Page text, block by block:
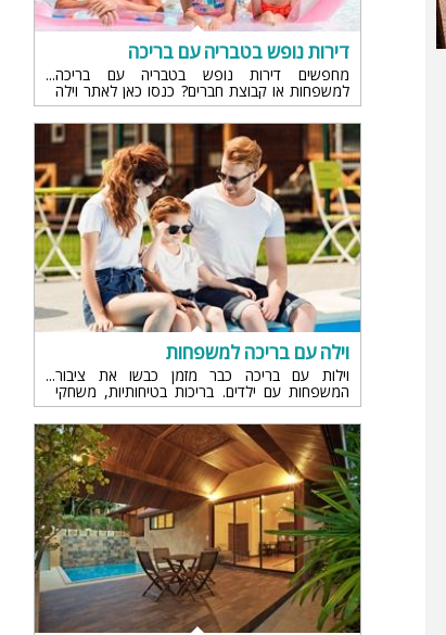
דירות נופש בטבריה עם בריכה
מחפשים דירות נופש בטבריה עם בריכה
למשפחות או קבוצת חברים? כנסו כאן לאתר וילה
פור יו, למגוון דירות ווילות נופש
וילה עם בריכה למשפחות
וילות עם בריכה כבר מזמן כבשו את ציבור
המשפחות עם ילדים. בריכות בטיחותיות, משחקי
בריכה ועד פארק מים פרטי. כל אטרקציות הבריכה
המומלצות ביותר לחופשה משפחתית